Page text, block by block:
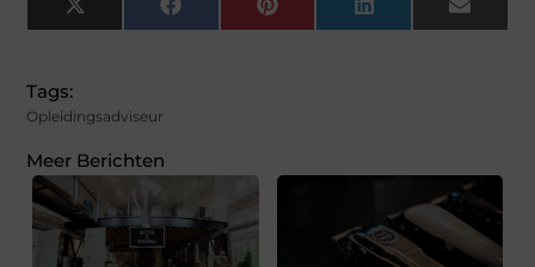
X
(Twitter)
FacebookPinterest LinkedIn Email
Tags:
Opleidingsadviseur
Meer Berichten